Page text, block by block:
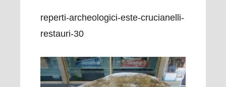
reperti-archeologici-este-crucianelli-
restauri-30